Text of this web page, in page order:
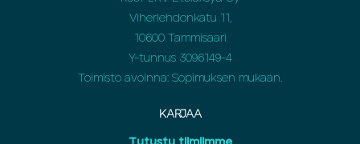
Viherlehdonkatu 11,
10600 Tammisaari
Y-tunnus 3096149-4
Toimisto avoinna: Sopimuksen mukaan.
KARJAA